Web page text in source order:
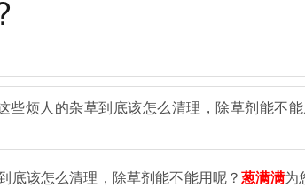
些烦人的杂草到底该怎么清理，除草剂能不
底该怎么清理，除草剂能不能用呢？葱满满为